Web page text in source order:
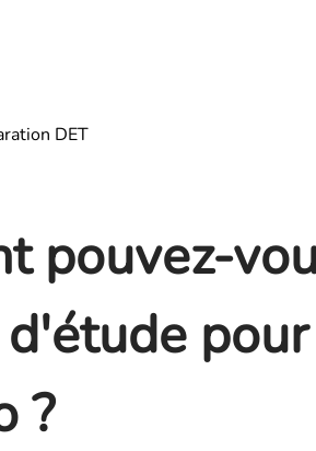
DET
pouvez-
?